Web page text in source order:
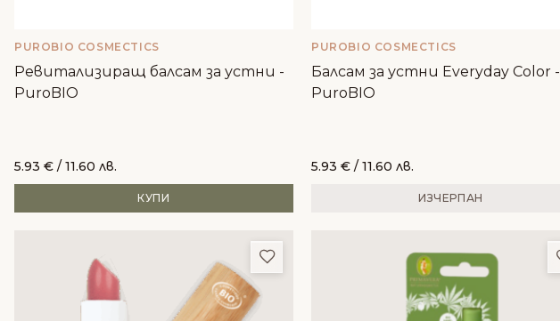
PUROBIO COSMECTICS
Ревитализиращ балсам за устни -
PuroBIO
5.93 € / 11.60 лв.
КУПИ
PUROBIO COSMECTICS
Балсам за устни Everyday Color -
PuroBIO
5.93 € / 11.60 лв.
ИЗЧЕРПАН
Добави в любими